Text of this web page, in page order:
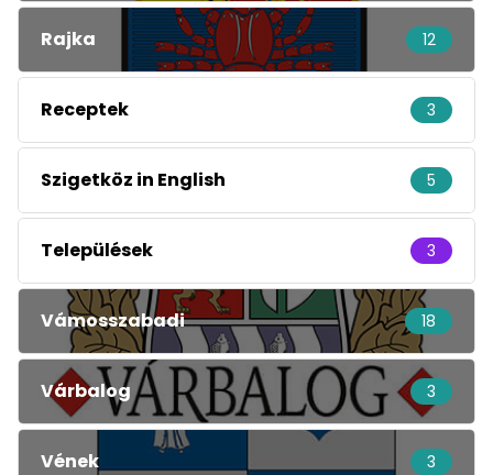
Rajka 12
Receptek 3
Szigetköz in English 5
Települések 3
Vámosszabadi 18
Várbalog 3
Vének 3